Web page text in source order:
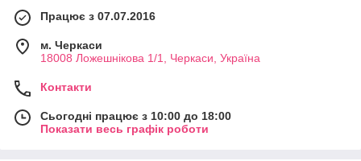
Працює з 07.07.2016
м. Черкаси
18008 Ложешнікова 1/1, Черкаси, Україна
Контакти
Сьогодні працює з 10:00 до 18:00
Показати весь графік роботи